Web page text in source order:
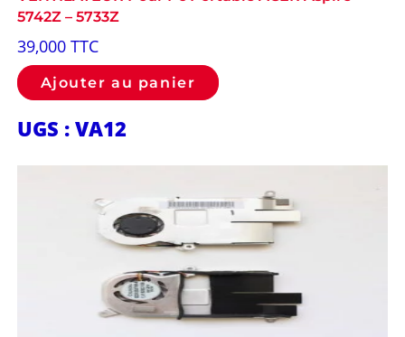
5742Z – 5733Z
39,000 TTC
Ajouter au panier
UGS : VA12